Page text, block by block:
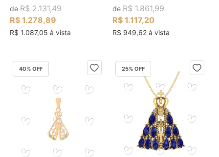
de R$ 2.131,49
R$ 1.278,89
R$ 1.087,05 à vista
deR$ 1.861,99
R$ 1.117,20
R$ 949,62 à vista
40% OFF 25% OFF